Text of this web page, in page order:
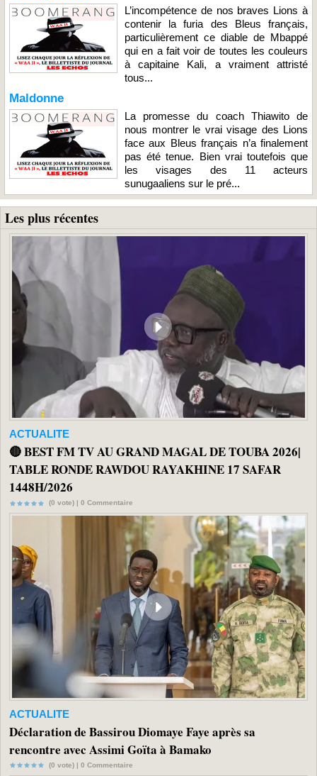
L’incompétence de nos braves Lions à
contenir la furia des Bleus français,
particulièrement ce diable de Mbappé
qui en a fait voir de toutes les couleurs
à capitaine Kali, a vraiment attristé
tous...
Maldonne
La promesse du coach Thiawito de
nous montrer le vrai visage des Lions
face aux Bleus français n’a finalement
pas été tenue. Bien vrai toutefois que
les visages des 11 acteurs
sunugaaliens sur le pré...
Les plus récentes
ACTUALITE
🔴 BEST FM TV AU GRAND MAGAL DE TOUBA 2026|
TABLE RONDE RAWDOU RAYAKHINE 17 SAFAR
1448H/2026
(0 vote) | 0 Commentaire
ACTUALITE
Déclaration de Bassirou Diomaye Faye après sa
rencontre avec Assimi Goïta à Bamako
(0 vote) | 0 Commentaire